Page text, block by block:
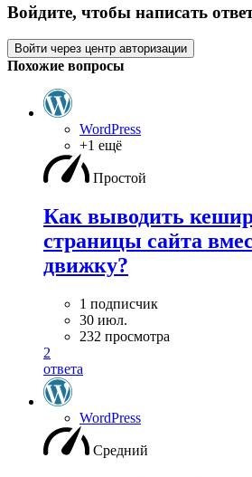
Войдите, чтобы написать
Войти через центр авторизации
Похожие вопросы
WordPress
+1 ещё
Простой
Как выводить
страницы сайта
движку?
1 подписчик
30 июл.
232 просмотра
2
ответа
WordPress
Средний